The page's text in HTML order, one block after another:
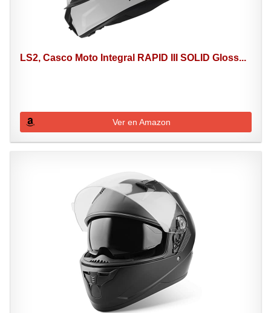
LS2, Casco Moto Integral RAPID III SOLID Gloss...
Ver en Amazon